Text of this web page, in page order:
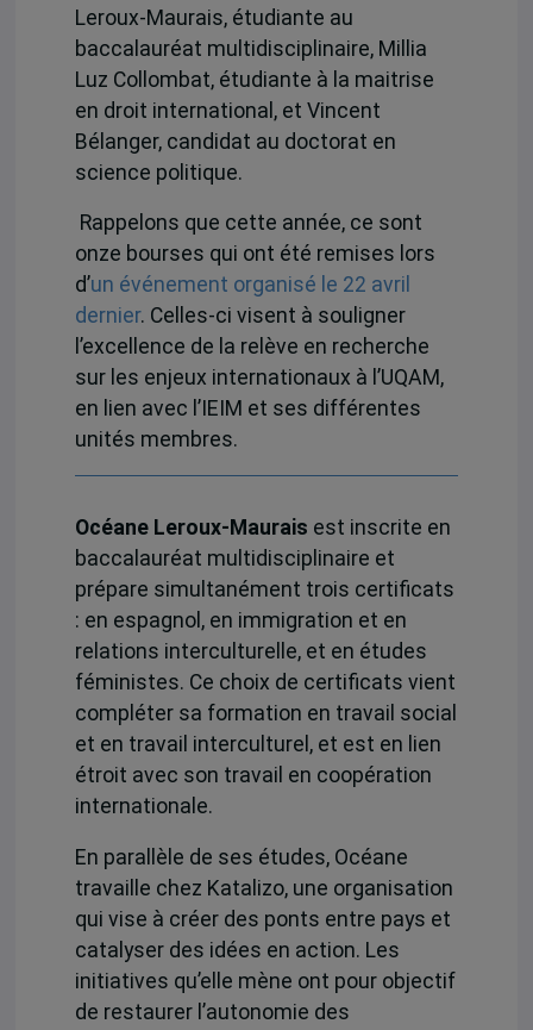
Leroux-Maurais, étudiante au
baccalauréat multidisciplinaire, Millia
Luz Collombat, étudiante à la maitrise
en droit international, et Vincent
Bélanger, candidat au doctorat en
science politique.
Rappelons que cette année, ce sont
onze bourses qui ont été remises lors
d’un événement organisé le 22 avril
dernier. Celles-ci visent à souligner
l’excellence de la relève en recherche
sur les enjeux internationaux à l’UQAM,
en lien avec l’IEIM et ses différentes
unités membres.
Océane Leroux-Maurais est inscrite en
baccalauréat multidisciplinaire et
prépare simultanément trois certificats
: en espagnol, en immigration et en
relations interculturelle, et en études
féministes. Ce choix de certificats vient
compléter sa formation en travail social
et en travail interculturel, et est en lien
étroit avec son travail en coopération
internationale.
En parallèle de ses études, Océane
travaille chez Katalizo, une organisation
qui vise à créer des ponts entre pays et
catalyser des idées en action. Les
initiatives qu’elle mène ont pour objectif
de restaurer l’autonomie des